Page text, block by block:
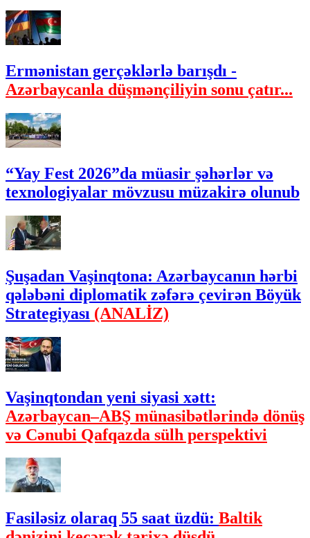
Ermənistan gerçəklərlə barışdı -
Azərbaycanla düşmənçiliyin sonu çatır...
“Yay Fest 2026”da müasir şəhərlər və
texnologiyalar mövzusu müzakirə olunub
Şuşadan Vaşinqtona: Azərbaycanın hərbi
qələbəni diplomatik zəfərə çevirən Böyük
Strategiyası (ANALİZ)
Vaşinqtondan yeni siyasi xətt:
Azərbaycan–ABŞ münasibətlərində dönüş
və Cənubi Qafqazda sülh perspektivi
Fasiləsiz olaraq 55 saat üzdü: Baltik